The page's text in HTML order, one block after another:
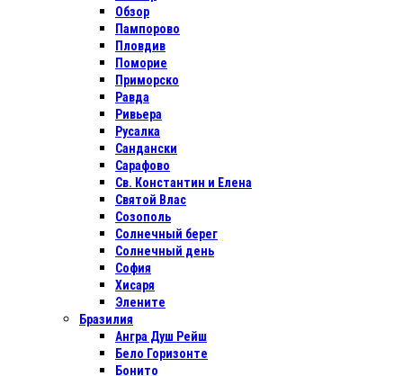
Обзор
Пампорово
Пловдив
Поморие
Приморско
Равда
Ривьера
Русалка
Сандански
Сарафово
Св. Константин и Елена
Святой Влас
Созополь
Солнечный берег
Солнечный день
София
Хисаря
Элените
Бразилия
Ангра Душ Рейш
Бело Горизонте
Бонито